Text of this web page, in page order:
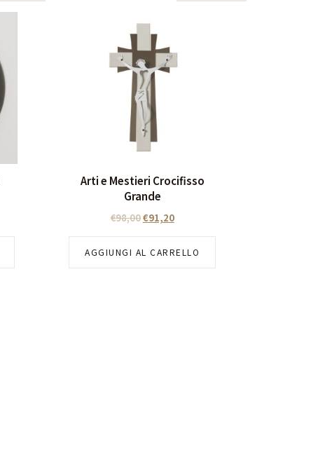
Arti e Mestieri Crocifisso
Grande
€98,00€91,20
AGGIUNGI AL CARRELLO